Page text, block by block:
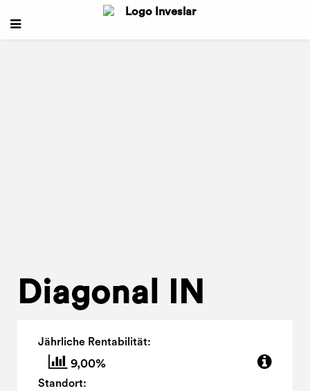
Diagonal IN
Jährliche Rentabilität:
9,00%
Standort: